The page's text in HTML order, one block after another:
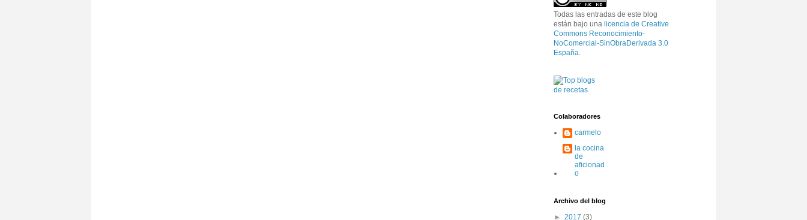
Todas las entradas de este blog
están bajo una licencia de Creative
Commons Reconocimiento-
NoComercial-SinObraDerivada 3.0
España.
Colaboradores
carmelo
la cocina
de
aficionad
o
Archivo del blog
► 2017 (3)